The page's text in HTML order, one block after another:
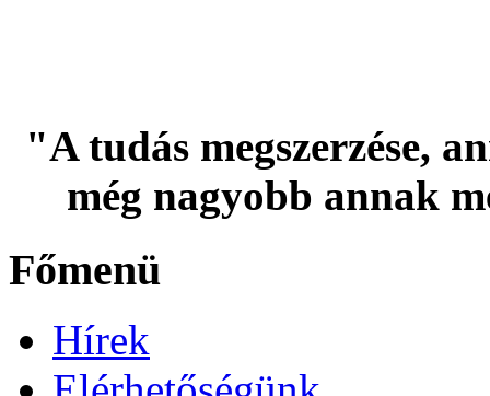
"A tudás megszerzése,
még nagyobb annak
Főmenü
Hírek